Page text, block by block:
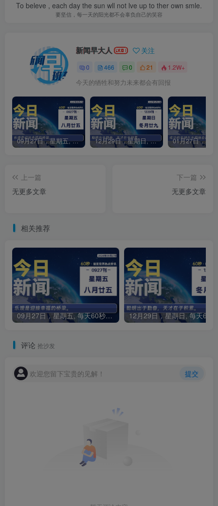
To beleve , each day the sun wll not lve up to ther own smle.
要坚信，每一天的阳光都不会辜负自己的笑容
新闻早大人 关注
0 466 0 21 1.2W+
今天的牺牲和努力未来都会有回报
09月27日，星期五, 每天60秒读懂全世界！ 12月29日，星期日, 每天60秒读懂全世界！
上一篇
无更多文章
下一篇
无更多文章
相关推荐
09月27日，星期五, 每天60秒读懂全世界！
评论 抢沙发
欢迎您留下宝贵的见解！ 提交